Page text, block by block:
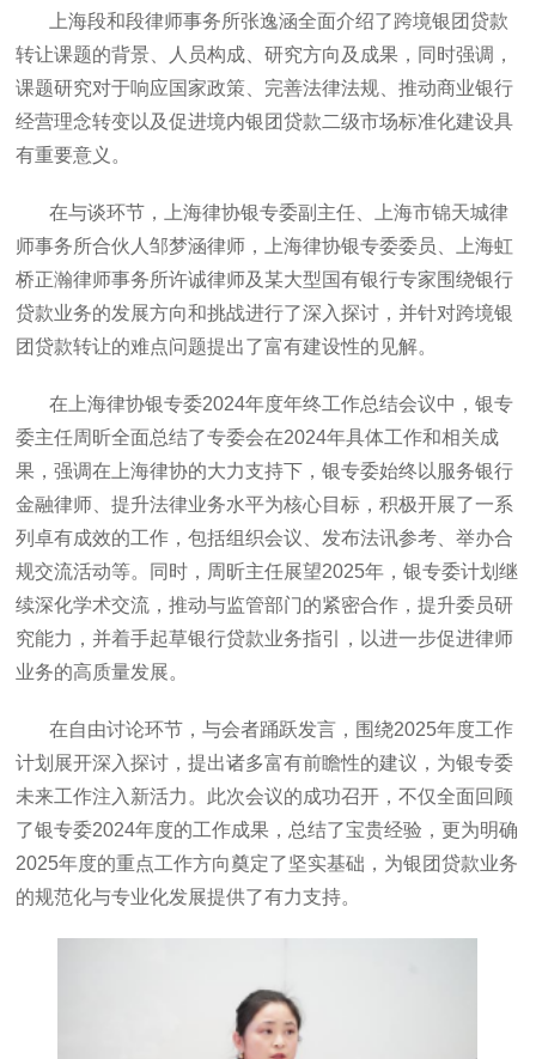
上海段和段律师事务所张逸涵全面介绍了跨境银团贷款
转让课题的背景、人员构成、研究方向及成果，同时强调，
课题研究对于响应国家政策、完善法律法规、推动商业银行
经营理念转变以及促进境内银团贷款二级市场标准化建设具
有重要意义。
在与谈环节，上海律协银专委副主任、上海市锦天城律
师事务所合伙人邹梦涵律师，上海律协银专委委员、上海虹
桥正瀚律师事务所许诚律师及某大型国有银行专家围绕银行
贷款业务的发展方向和挑战进行了深入探讨，并针对跨境银
团贷款转让的难点问题提出了富有建设性的见解。
在上海律协银专委2024年度年终工作总结会议中，银专
委主任周昕全面总结了专委会在2024年具体工作和相关成
果，强调在上海律协的大力支持下，银专委始终以服务银行
金融律师、提升法律业务水平为核心目标，积极开展了一系
列卓有成效的工作，包括组织会议、发布法讯参考、举办合
规交流活动等。同时，周昕主任展望2025年，银专委计划继
续深化学术交流，推动与监管部门的紧密合作，提升委员研
究能力，并着手起草银行贷款业务指引，以进一步促进律师
业务的高质量发展。
在自由讨论环节，与会者踊跃发言，围绕2025年度工作
计划展开深入探讨，提出诸多富有前瞻性的建议，为银专委
未来工作注入新活力。此次会议的成功召开，不仅全面回顾
了银专委2024年度的工作成果，总结了宝贵经验，更为明确
2025年度的重点工作方向奠定了坚实基础，为银团贷款业务
的规范化与专业化发展提供了有力支持。